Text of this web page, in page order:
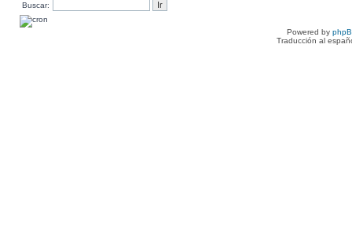
Buscar:
Powered by
Traducción al